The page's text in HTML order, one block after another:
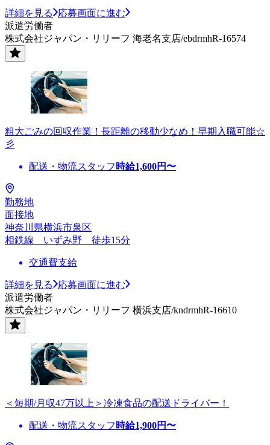
詳細を見る
応募画面に進む
派遣労働者
株式会社ジャパン・リリーフ 海老名支店/ebdrmhR-16574
粗大ごみの回収作業！長距離の移動少なめ！早期入職可能☆
彡
配送・物流スタッフ 時給1,600円〜
勤務地
面接地
神奈川県横浜市泉区
相鉄線 いずみ野 徒歩15分
交通費支給
詳細を見る
応募画面に進む
派遣労働者
株式会社ジャパン・リリーフ 横浜支店/kndrmhR-16610
＜短期/月収47万以上＞冷凍食品の配送ドライバー！
配送・物流スタッフ 時給1,900円〜